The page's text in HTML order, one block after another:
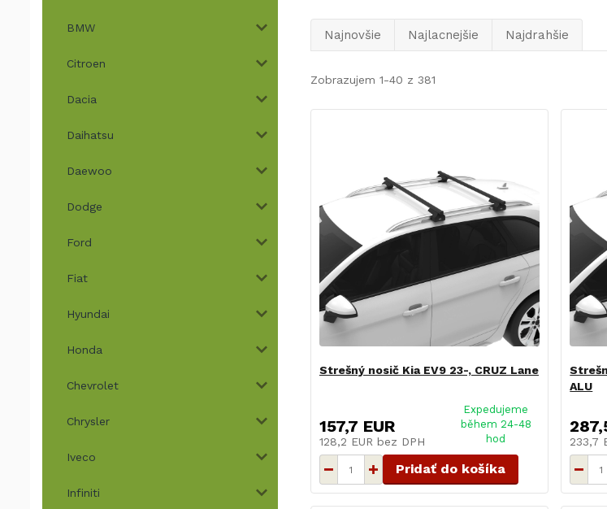
BMW
Citroen
Dacia
Daihatsu
Daewoo
Dodge
Ford
Fiat
Hyundai
Honda
Chevrolet
Chrysler
Iveco
Infiniti
Najnovšie Najlacnejšie Najdrahšie
Zobrazujem 1-40 z 381
Strešný nosič Kia EV9 23-, CRUZ Lane
157,7 EUR
128,2 EUR bez DPH
Expedujeme
během 24-48
hod
Pridať do košíka
ALU
233,7